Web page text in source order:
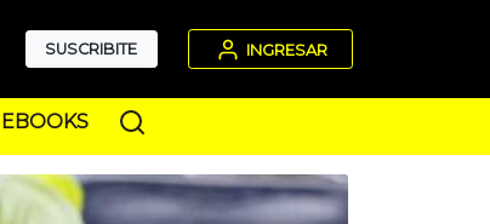
SUSCRIBITE INGRESAR
EBOOKS